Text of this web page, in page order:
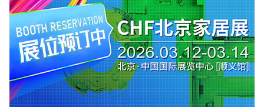
参展联络